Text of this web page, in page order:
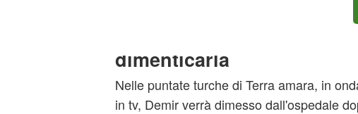
dimenticarla
Nelle puntate turche di Terra amara, in
in tv, Demir verrà dimesso dall'ospedale